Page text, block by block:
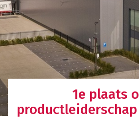
1e plaats
productleiderschap